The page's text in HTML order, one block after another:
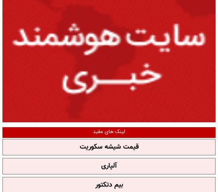
لینک های مفید
قیمت شیشه سکوریت
آلپاری
بیم دتکتور